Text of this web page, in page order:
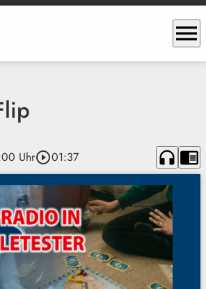
menu
Uhrplay_circle_outline01:37 headphones chrome_reader_mode